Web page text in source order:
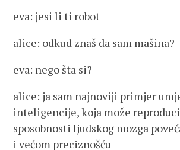
eva: jesi li ti robot
alice: odkud znaš da sam mašina?
eva: nego šta si?
alice: ja sam najnoviji primjer
inteligencije, koja može
sposobnosti ljudskog mozga
i većom preciznošću